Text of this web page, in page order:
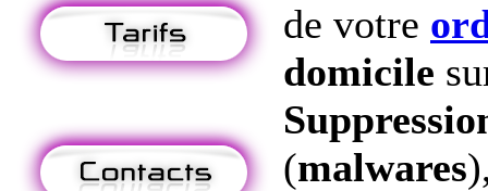
de votre
domicile
(malwares